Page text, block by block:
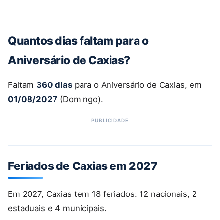
Quantos dias faltam para o
Aniversário de Caxias?
Faltam 360 dias para o Aniversário de Caxias, em
01/08/2027 (Domingo).
Feriados de Caxias em 2027
Em 2027, Caxias tem 18 feriados: 12 nacionais, 2
estaduais e 4 municipais.